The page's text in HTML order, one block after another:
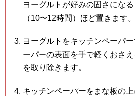
ヨーグルトが好みの固さにな
（10〜12時間）ほど置きます。
ヨーグルトをキッチンペーパ
ーパーの表面を手で軽くおさ
を取り除きます。
キッチンペーパーをまな板の